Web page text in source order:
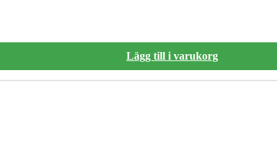
Lägg till i varukorg